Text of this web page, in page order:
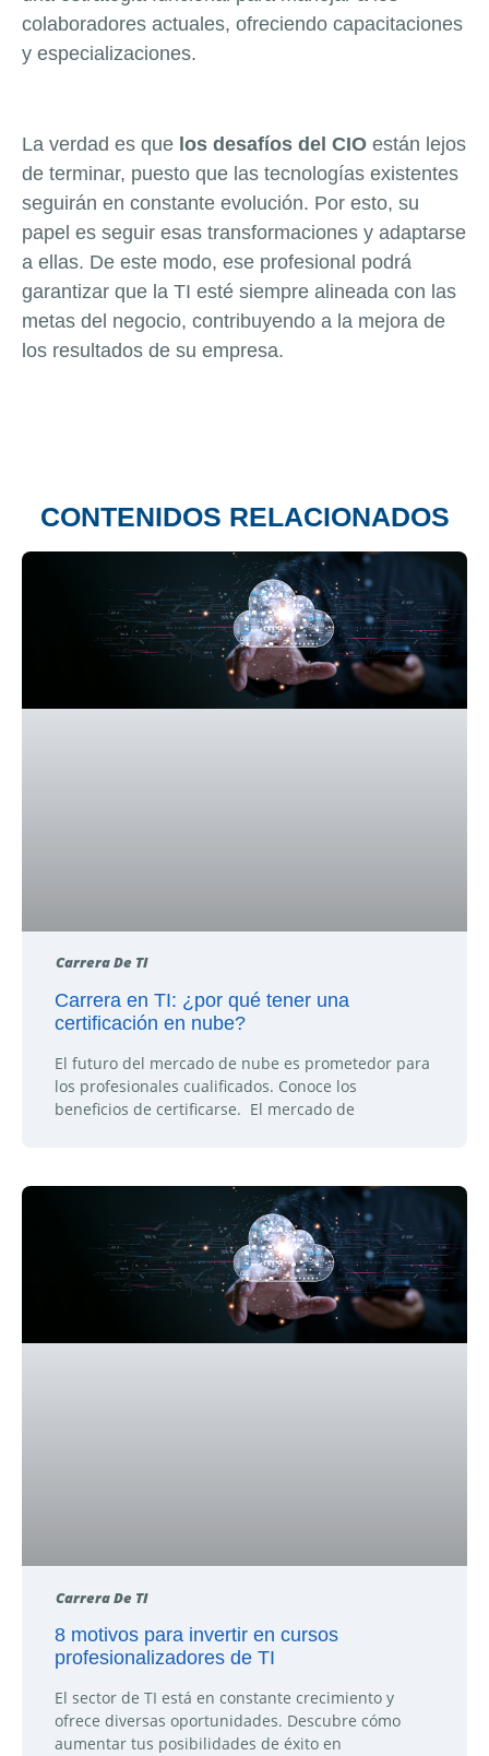
colaboradores actuales, ofreciendo capacitaciones
y especializaciones.
La verdad es que los desafíos del CIO están lejos
de terminar, puesto que las tecnologías existentes
seguirán en constante evolución. Por esto, su
papel es seguir esas transformaciones y adaptarse
a ellas. De este modo, ese profesional podrá
garantizar que la TI esté siempre alineada con las
metas del negocio, contribuyendo a la mejora de
los resultados de su empresa.
CONTENIDOS RELACIONADOS
Carrera De TI
Carrera en TI: ¿por qué tener una
certificación en nube?
El futuro del mercado de nube es prometedor para
los profesionales cualificados. Conoce los
beneficios de certificarse. El mercado de
Carrera De TI
8 motivos para invertir en cursos
profesionalizadores de TI
El sector de TI está en constante crecimiento y
ofrece diversas oportunidades. Descubre cómo
aumentar tus posibilidades de éxito en